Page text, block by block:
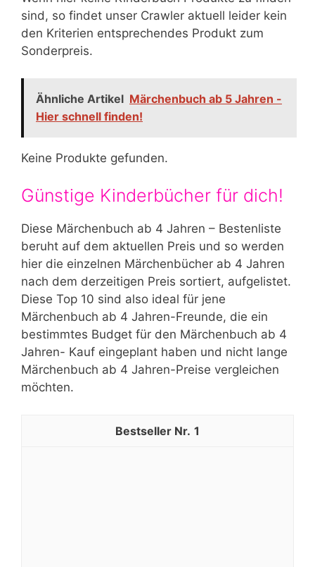
sind, so findet unser Crawler aktuell leider kein
den Kriterien entsprechendes Produkt zum
Sonderpreis.
Ähnliche Artikel Märchenbuch ab 5 Jahren -
Hier schnell finden!
Keine Produkte gefunden.
Günstige Kinderbücher für dich!
Diese Märchenbuch ab 4 Jahren – Bestenliste
beruht auf dem aktuellen Preis und so werden
hier die einzelnen Märchenbücher ab 4 Jahren
nach dem derzeitigen Preis sortiert, aufgelistet.
Diese Top 10 sind also ideal für jene
Märchenbuch ab 4 Jahren-Freunde, die ein
bestimmtes Budget für den Märchenbuch ab 4
Jahren- Kauf eingeplant haben und nicht lange
Märchenbuch ab 4 Jahren-Preise vergleichen
möchten.
1